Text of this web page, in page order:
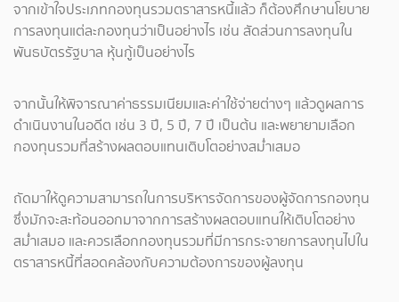
จากเข้าใจประเภทกองทุนรวมตราสารหนี้แล้ว ก็ต้องศึกษานโยบาย
การลงทุนแต่ละกองทุนว่าเป็นอย่างไร เช่น สัดส่วนการลงทุนใน
พันธบัตรรัฐบาล หุ้นกู้เป็นอย่างไร
จากนั้นให้พิจารณาค่าธรรมเนียมและค่าใช้จ่ายต่างๆ แล้วดูผลการ
ดำเนินงานในอดีต เช่น 3 ปี, 5 ปี, 7 ปี เป็นต้น และพยายามเลือก
กองทุนรวมที่สร้างผลตอบแทนเติบโตอย่างสม่ำเสมอ
ถัดมาให้ดูความสามารถในการบริหารจัดการของผู้จัดการกองทุน
ซึ่งมักจะสะท้อนออกมาจากการสร้างผลตอบแทนให้เติบโตอย่าง
สม่ำเสมอ และควรเลือกกองทุนรวมที่มีการกระจายการลงทุนไปใน
ตราสารหนี้ที่สอดคล้องกับความต้องการของผู้ลงทุน